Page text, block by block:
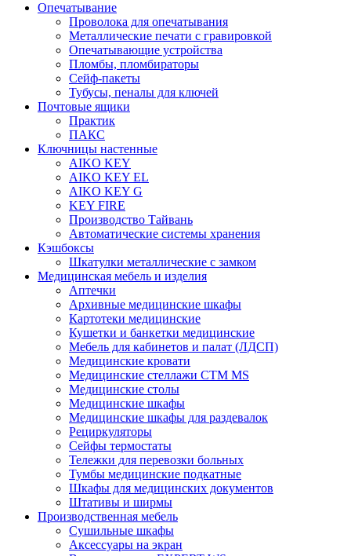
Опечатывание
Проволока для опечатывания
Металлические печати с гравировкой
Опечатывающие устройства
Пломбы, пломбираторы
Сейф-пакеты
Тубусы, пеналы для ключей
Почтовые ящики
Практик
ПАКС
Ключницы настенные
AIKO KEY
AIKO KEY EL
AIKO KEY G
KEY FIRE
Производство Тайвань
Автоматические системы хранения
Кэшбоксы
Шкатулки металлические с замком
Медицинская мебель и изделия
Аптечки
Архивные медицинские шкафы
Картотеки медицинские
Кушетки и банкетки медицинские
Мебель для кабинетов и палат (ЛДСП)
Медицинские кровати
Медицинские стеллажи CTM MS
Медицинские столы
Медицинские шкафы
Медицинские шкафы для раздевалок
Рециркуляторы
Сейфы термостаты
Тележки для перевозки больных
Тумбы медицинские подкатные
Шкафы для медицинских документов
Штативы и ширмы
Производственная мебель
Cушильные шкафы
Аксессуары на экран